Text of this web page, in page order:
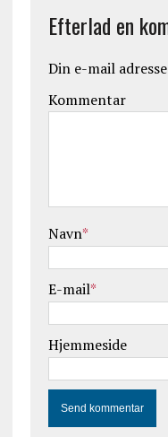
Efterlad en
Din e-mail
Kommentar
Navn*
E-mail*
Hjemmeside